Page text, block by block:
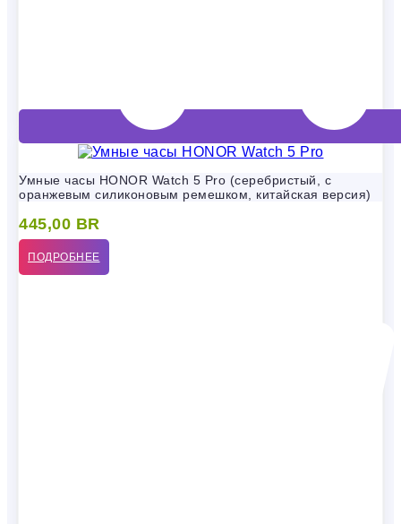
Умные часы HONOR Watch 5 Pro (серебристый, с
оранжевым силиконовым ремешком, китайская версия)
445,00 BR
ПОДРОБНЕЕ